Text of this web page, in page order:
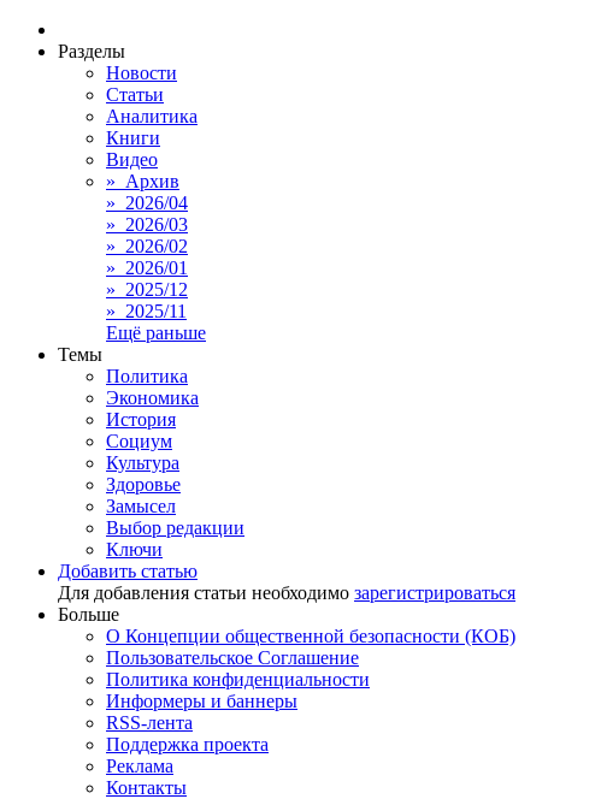
Разделы
Новости
Статьи
Аналитика
Книги
Видео
» Архив
» 2026/04
» 2026/03
» 2026/02
» 2026/01
» 2025/12
» 2025/11
Ещё раньше
Темы
Политика
Экономика
История
Социум
Культура
Здоровье
Замысел
Выбор редакции
Ключи
Добавить статью
Для добавления статьи необходимо зарегистрироваться
Больше
О Концепции общественной безопасности (КОБ)
Пользовательское Соглашение
Политика конфиденциальности
Информеры и баннеры
RSS-лента
Поддержка проекта
Реклама
Контакты